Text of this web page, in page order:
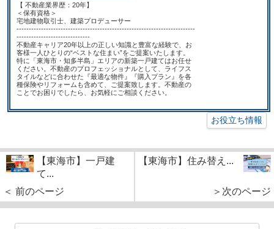
【 不動産業界歴：20年】
＜保有資格＞
宅地建物取引士、建築プロデューサー
-------------------------------------------------------------------------
------------------------------
不動産キャリア20年以上の正しい知識と豊富な経験で、お
客様一人ひとりの“ベストな住まい”をご提案いたします。
特に「東海市・知多半島」エリアの新築一戸建てはお任せ
ください。不動産のプロフェッショナルとして、ライフス
タイルなどに合わせた『最適な物件』『購入プラン』を各
種保険やリフォームも含めて、ご提案致します。不動産の
ことでお困りでしたら、お気軽にご相談ください。
お役立ち情報
【東海市】一戸建
て...
＜ 前のページ
【東海市】住み替え...
＞次のページ